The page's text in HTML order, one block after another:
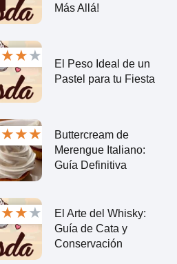
Más Allá!
★★★
El Peso Ideal de un
Pastel para tu Fiesta
★★★
Buttercream de
Merengue Italiano:
Guía Definitiva
★★★
El Arte del Whisky:
Guía de Cata y
Conservación